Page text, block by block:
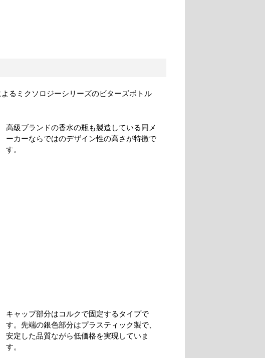
るミクソロジーシリーズのビターズボトル
高級ブランドの香水の瓶も製造している同メ
ーカーならではのデザイン性の高さが特徴で
す。
キャップ部分はコルクで固定するタイプで
す。先端の銀色部分はプラスティック製で、
安定した品質ながら低価格を実現していま
す。